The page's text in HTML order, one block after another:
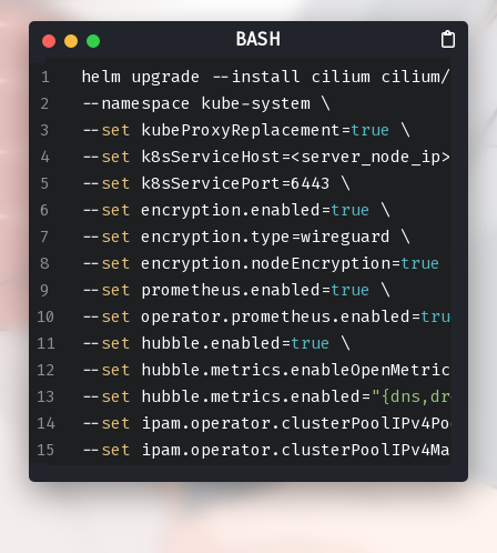
helm upgrade --install cilium cilium/
--namespace kube-system \
--set kubeProxyReplacement=true \
--set k8sServiceHost=<server_node_ip> \
--set k8sServicePort=6443 \
--set encryption.enabled=true \
--set encryption.type=wireguard \
--set encryption.nodeEncryption=true
--set prometheus.enabled=true \
--set operator.prometheus.enabled=true
--set hubble.enabled=true \
--set hubble.metrics.enableOpenMetrics=
--set hubble.metrics.enabled=
--set
--set